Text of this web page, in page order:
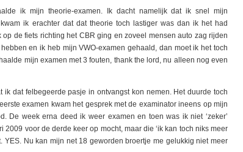
ik mijn theorie-examen. Ik dacht namelijk dat ik snel mijn
ik erachter dat dat theorie toch lastiger was dan ik het had
de fiets richting het CBR ging en zoveel mensen auto zag rijden
en ik heb mijn VWO-examen gehaald, dan moet ik het toch
mijn examen met 3 fouten, thank the lord, nu alleen nog even
dat felbegeerde pasje in ontvangst kon nemen. Het duurde toch
examen kwam het gesprek met de examinator ineens op mijn
De week erna deed ik weer examen en toen was ik niet ‘zeker’
voor de derde keer op mocht, maar die ‘ik kan toch niks meer
Nu kan mijn net 18 geworden broertje me gelukkig niet meer